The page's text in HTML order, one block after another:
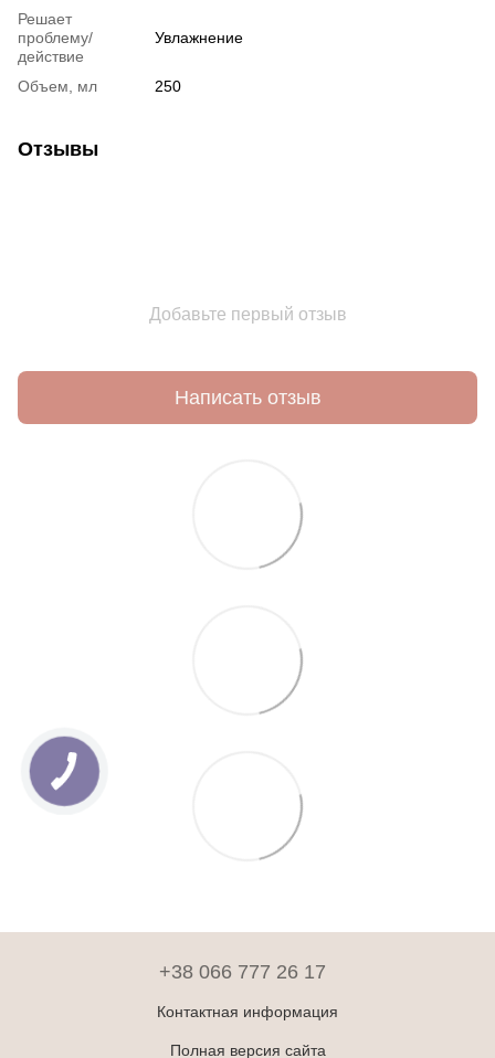
Решает
проблему/
действие
Увлажнение
Объем, мл 250
Отзывы
Добавьте первый отзыв
Написать отзыв
+38 066 777 26 17
Контактная информация
Полная версия сайта